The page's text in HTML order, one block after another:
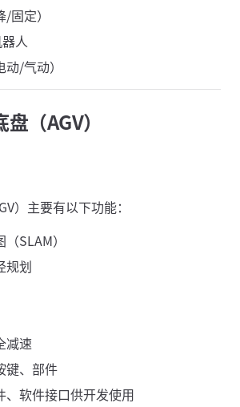
固定）
人
/气动）
（AGV）
）主要有以下功能：
SLAM）
规划
减速
键、部件
、软件接口供开发使用